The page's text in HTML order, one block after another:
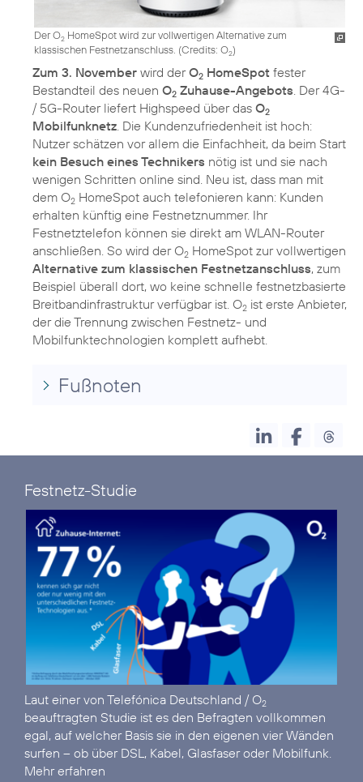
Der O2 HomeSpot wird zur vollwertigen Alternative zum
klassischen Festnetzanschluss. (Credits: O2)
Zum 3. November wird derO2 HomeSpot fester
Bestandteil des neuen O2 Zuhause-Angebots . Der 4G-
/ 5G-Router liefert Highspeed über das O2
Mobilfunknetz . Die Kundenzufriedenheit ist hoch:
Nutzer schätzen vor allem die Einfachheit, da beim Start
kein Besuch eines Technikers nötig ist und sie nach
wenigen Schritten online sind. Neu ist, dass man mit
dem O2 HomeSpot auch telefonieren kann: Kunden
erhalten künftig eine Festnetznummer. Ihr
Festnetztelefon können sie direkt am WLAN-Router
anschließen. So wird der O2 HomeSpot zur vollwertigen
Alternative zum klassischen Festnetzanschluss, zum
Beispiel überall dort, wo keine schnelle festnetzbasierte
Breitbandinfrastruktur verfügbar ist. O2 ist erste Anbieter,
der die Trennung zwischen Festnetz- und
Fußnoten
Festnetz-Studie
Laut einer von Telefónica Deutschland / O2
beauftragten Studie ist es den Befragten vollkommen
egal, auf welcher Basis sie in den eigenen vier Wänden
Mehr erfahren